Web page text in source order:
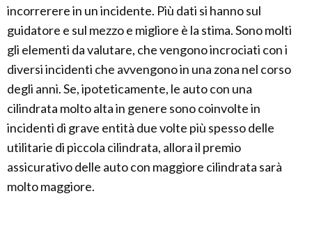
incorrerere in un incidente. Più dati si hanno sul
guidatore e sul mezzo e migliore è la stima. Sono molti
gli elementi da valutare, che vengono incrociati con i
diversi incidenti che avvengono in una zona nel corso
degli anni. Se, ipoteticamente, le auto con una
cilindrata molto alta in genere sono coinvolte in
incidenti di grave entità due volte più spesso delle
utilitarie di piccola cilindrata, allora il premio
assicurativo delle auto con maggiore cilindrata sarà
molto maggiore.